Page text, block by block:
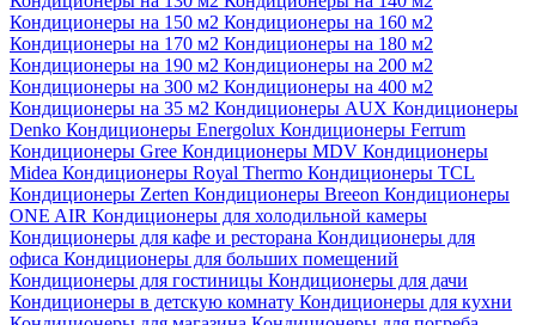
Кондиционеры на 150 м2 Кондиционеры на 160 м2
Кондиционеры на 170 м2 Кондиционеры на 180 м2
Кондиционеры на 190 м2 Кондиционеры на 200 м2
Кондиционеры на 300 м2 Кондиционеры на 400 м2
Кондиционеры на 35 м2 Кондиционеры AUX Кондиционеры
Denko Кондиционеры Energolux Кондиционеры Ferrum
Кондиционеры Gree Кондиционеры MDV Кондиционеры
Midea Кондиционеры Royal Thermo Кондиционеры TCL
Кондиционеры Zerten Кондиционеры Breeon Кондиционеры
ONE AIR Кондиционеры для холодильной камеры
Кондиционеры для кафе и ресторана Кондиционеры для
офиса Кондиционеры для больших помещений
Кондиционеры для гостиницы Кондиционеры для дачи
Кондиционеры в детскую комнату Кондиционеры для кухни